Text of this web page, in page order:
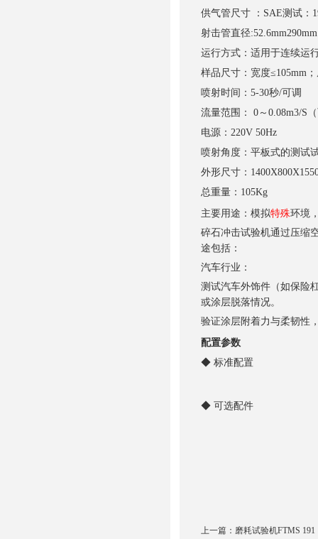
供气管尺寸 ：SAE测试：
射击管直径:52.6mm290mm
运行方式：适用于连续运
样品尺寸：宽度≤105mm
喷射时间：5-30秒/可调
流量范围： 0～0.08m3/S
电源：220V 50Hz
喷射角度：平板式的测试
外形尺寸：
总重量：105Kg
主要用途：模拟特殊环境
碎石冲击试验机通过压缩
途包括：
汽车行业：
测试汽车外饰件（如保险
或涂层脱落情况。
验证涂层附着力与柔韧性
配置参数
◆ 标准配置
◆ 可选配件
上一篇： 磨耗试验机FTMS 191